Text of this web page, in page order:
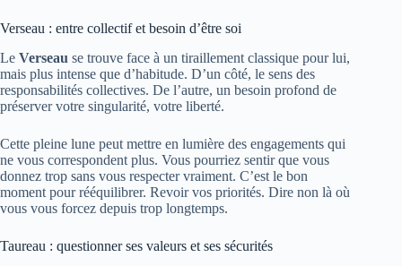
Verseau : entre collectif et besoin d’être soi
Le Verseau se trouve face à un tiraillement classique pour lui,
mais plus intense que d’habitude. D’un côté, le sens des
responsabilités collectives. De l’autre, un besoin profond de
préserver votre singularité, votre liberté.
Cette pleine lune peut mettre en lumière des engagements qui
ne vous correspondent plus. Vous pourriez sentir que vous
donnez trop sans vous respecter vraiment. C’est le bon
moment pour rééquilibrer. Revoir vos priorités. Dire non là où
vous vous forcez depuis trop longtemps.
Taureau : questionner ses valeurs et ses sécurités